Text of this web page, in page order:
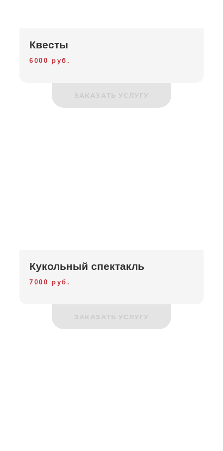
Квесты
6000 руб.
ЗАКАЗАТЬ УСЛУГУ
Кукольный спектакль
7000 руб.
ЗАКАЗАТЬ УСЛУГУ